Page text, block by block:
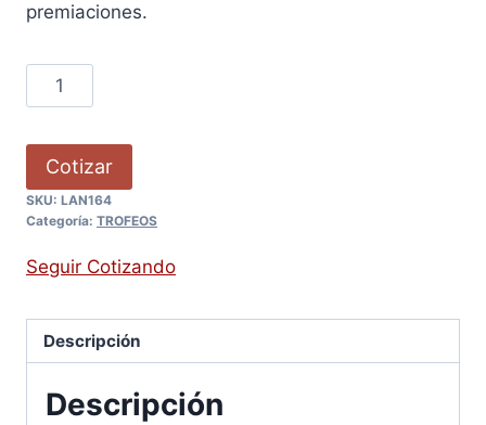
premiaciones.
Cotizar
SKU: LAN164
Categoría: TROFEOS
Seguir Cotizando
Descripción
Descripción